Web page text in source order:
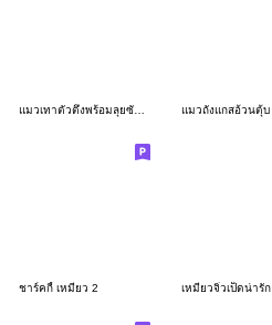
แมวถังแกสอ้วนตุ้บ
ชาร์คกี้ เหมียว 2 เหมียวจิ๋วเป็ดน่ารัก